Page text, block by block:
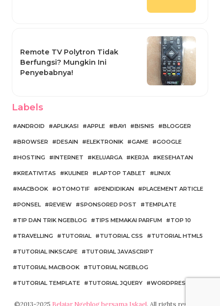
Remote TV Polytron Tidak
Berfungsi? Mungkin Ini
Penyebabnya!
Labels
ANDROID APLIKASI APPLE BAYI BISNIS BLOGGER
BROWSER DESAIN ELEKTRONIK GAME GOOGLE
HOSTING INTERNET KELUARGA KERJA KESEHATAN
KREATIVITAS KULINER LAPTOP TABLET LINUX
MACBOOK OTOMOTIF PENDIDIKAN PLACEMENT ARTICLE
PONSEL REVIEW SPONSORED POST TEMPLATE
TIP DAN TRIK NGEBLOG TIPS MEMAKAI PARFUM TOP 10
TRAVELLING TUTORIAL TUTORIAL CSS TUTORIAL HTML5
TUTORIAL INKSCAPE TUTORIAL JAVASCRIPT
TUTORIAL MACBOOK TUTORIAL NGEBLOG
TUTORIAL TEMPLATE TUTORIAL JQUERY WORDPRESS